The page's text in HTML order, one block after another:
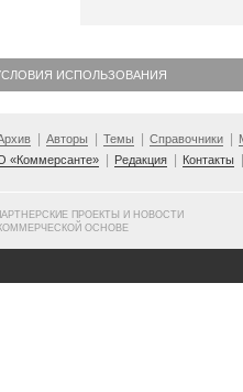
ИСПОЛЬЗОВАНИЯ
Авторы Темы Справочники
«Коммерсанте»
Редакция Контакты
ПРОЕКТЫ И НОВОСТИ
ОСНОВЕ